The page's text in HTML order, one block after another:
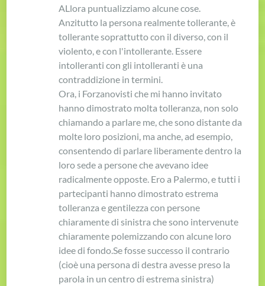
ALlora puntualizziamo alcune cose.
Anzitutto la persona realmente tollerante, è
tollerante soprattutto con il diverso, con il
violento, e con l'intollerante. Essere
intolleranti con gli intolleranti è una
contraddizione in termini.
Ora, i Forzanovisti che mi hanno invitato
hanno dimostrato molta tolleranza, non solo
chiamando a parlare me, che sono distante da
molte loro posizioni, ma anche, ad esempio,
consentendo di parlare liberamente dentro la
loro sede a persone che avevano idee
radicalmente opposte. Ero a Palermo, e tutti i
partecipanti hanno dimostrato estrema
tolleranza e gentilezza con persone
chiaramente di sinistra che sono intervenute
chiaramente polemizzando con alcune loro
idee di fondo. Se fosse successo il contrario
(cioè una persona di destra avesse preso la
parola in un centro di estrema sinistra)